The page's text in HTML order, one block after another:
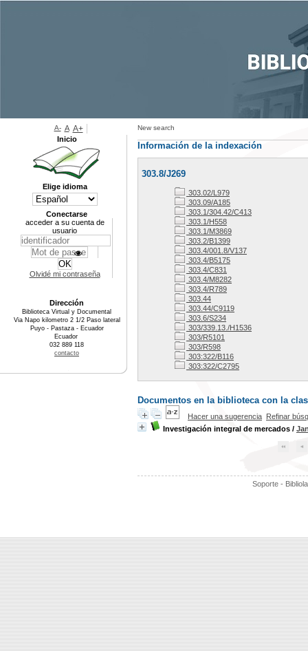
New search
Información de la indexación
303.8/J269
303.02/L979
303.09/A185
303.1/304.42/C413
303.1/H558
303.1/M3869
303.2/B1399
303.4/001.8/V137
303.4/B5175
303.4/C831
303.4/M8282
303.4/R789
303.44
303.44/C9119
303.6/S234
303/339.13./H1536
303/R5101
303/R598
303:322/B116
303:322/C2795
Documentos en la biblioteca con la
Hacer una sugerencia Refinar
Investigación integral de mercados /
Soporte -
A- A A+
Inicio
Elige idioma
Conectarse
acceder a su cuenta de
usuario
Olvidé mi contraseña
Dirección
Biblioteca Virtual y Documental
Via Napo kilometro 2 1/2 Paso lateral
Puyo - Pastaza - Ecuador
Ecuador
032 889 118
contacto